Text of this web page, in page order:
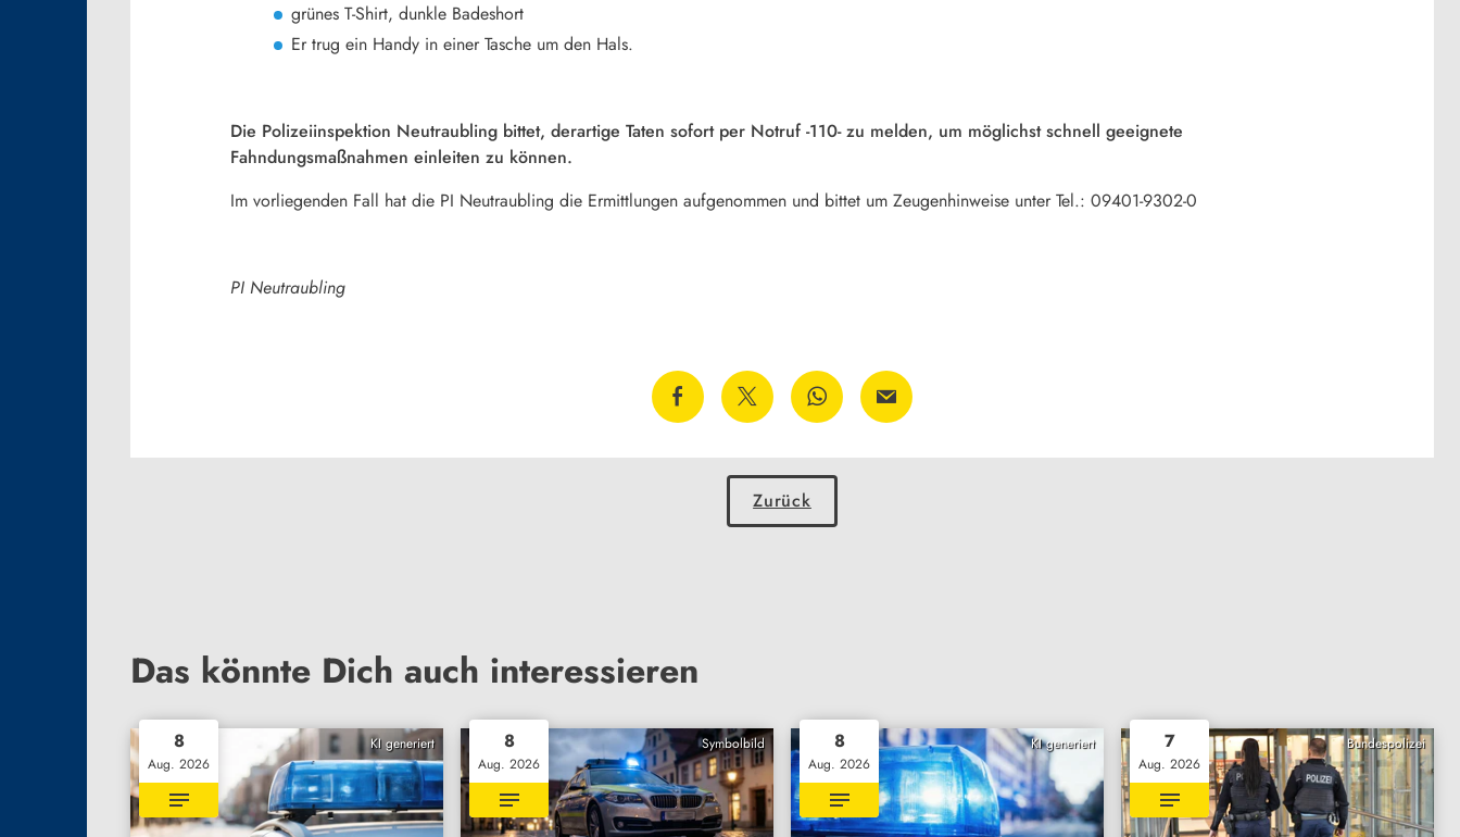
grünes T-Shirt, dunkle Badeshort
Er trug ein Handy in einer Tasche um den Hals.
Die Polizeiinspektion Neutraubling bittet, derartige Taten sofort per Notruf -110- zu melden, um möglichst schnell geeignete
Fahndungsmaßnahmen einleiten zu können.
Im vorliegenden Fall hat die PI Neutraubling die Ermittlungen aufgenommen und bittet um Zeugenhinweise unter Tel.: 09401-9302-0
PI Neutraubling
Zurück
Das könnte Dich auch interessieren
KI generiert
8
Aug. 2026
Symbolbild
8
Aug. 2026
KI generiert
8
Aug. 2026
Bundespolizei
7
Aug. 2026